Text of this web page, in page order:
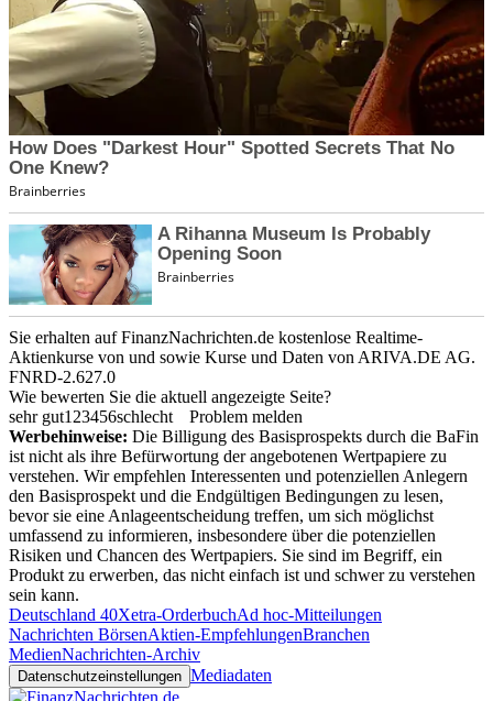
Sie erhalten auf FinanzNachrichten.de kostenlose Realtime-
Aktienkurse von und sowie Kurse und Daten von ARIVA.DE AG.
FNRD-2.627.0
Wie bewerten Sie die aktuell angezeigte Seite?
sehr gut1 23456schlecht
Problem melden
Werbehinweise: Die Billigung des Basisprospekts durch die BaFin
ist nicht als ihre Befürwortung der angebotenen Wertpapiere zu
verstehen. Wir empfehlen Interessenten und potenziellen Anlegern
den Basisprospekt und die Endgültigen Bedingungen zu lesen,
bevor sie eine Anlageentscheidung treffen, um sich möglichst
umfassend zu informieren, insbesondere über die potenziellen
Risiken und Chancen des Wertpapiers. Sie sind im Begriff, ein
Produkt zu erwerben, das nicht einfach ist und schwer zu verstehen
sein kann.
Deutschland 40Xetra-OrderbuchAd hoc-Mitteilungen
Nachrichten BörsenAktien-EmpfehlungenBranchen
MedienNachrichten-Archiv
Datenschutzeinstellungen Mediadaten